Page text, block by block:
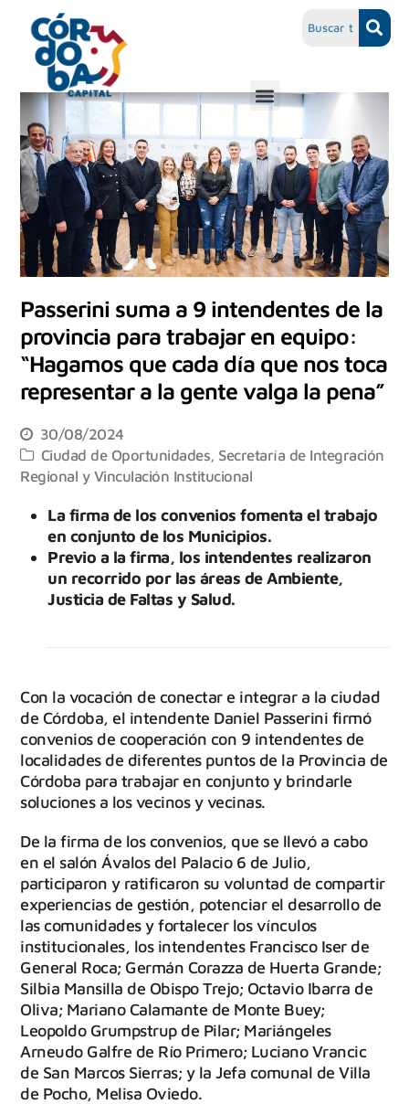
Passerini suma a 9 intendentes de la
provincia para trabajar en equipo:
“Hagamos que cada día que nos toca
representar a la gente valga la pena”
30/08/2024
Ciudad de Oportunidades Secretaría de Integración
Regional y Vinculación Institucional
La firma de los convenios fomenta el trabajo
en conjunto de los Municipios.
Previo a la firma, los intendentes realizaron
un recorrido por las áreas de Ambiente,
Justicia de Faltas y Salud.
Con la vocación de conectar e integrar a la ciudad
de Córdoba, el intendente Daniel Passerini firmó
convenios de cooperación con 9 intendentes de
localidades de diferentes puntos de la Provincia de
Córdoba para trabajar en conjunto y brindarle
soluciones a los vecinos y vecinas.
De la firma de los convenios, que se llevó a cabo
en el salón Ávalos del Palacio 6 de Julio,
participaron y ratificaron su voluntad de compartir
experiencias de gestión, potenciar el desarrollo de
las comunidades y fortalecer los vínculos
institucionales, los intendentes Francisco Iser de
General Roca; Germán Corazza de Huerta Grande;
Silbia Mansilla de Obispo Trejo; Octavio Ibarra de
Oliva; Mariano Calamante de Monte Buey;
Leopoldo Grumpstrup de Pilar; Mariángeles
Arneudo Galfre de Río Primero; Luciano Vrancic
de San Marcos Sierras; y la Jefa comunal de Villa
de Pocho, Melisa Oviedo.